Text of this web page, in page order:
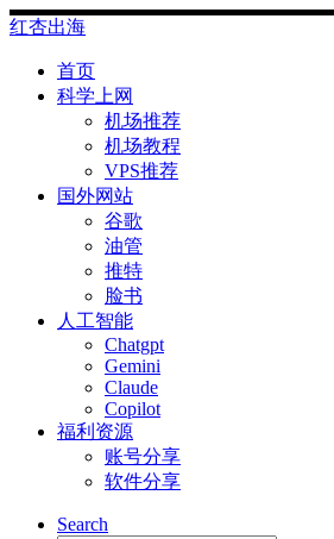
Skip
to
content
红杏出海
首页
科学上网
机场推荐
机场教程
VPS推荐
国外网站
谷歌
油管
推特
脸书
人工智能
Chatgpt
‎Gemini
Claude
Copilot
福利资源
账号分享
软件分享
Search